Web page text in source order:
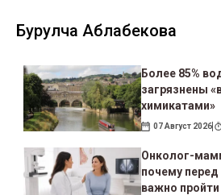
Бурулча Аблабекова
Более 85%
загрязнены
химикатами»
07 Август 2026
Онколог-
почему
важно